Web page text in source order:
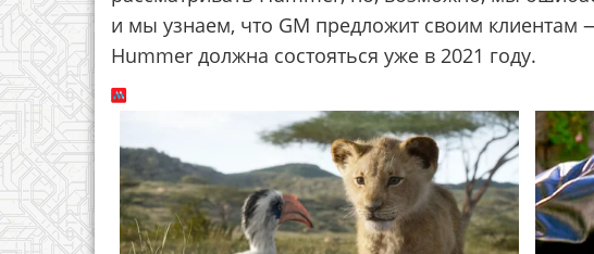
и мы узнаем, что GM предложит своим клиентам
Hummer должна состояться уже в 2021 году.